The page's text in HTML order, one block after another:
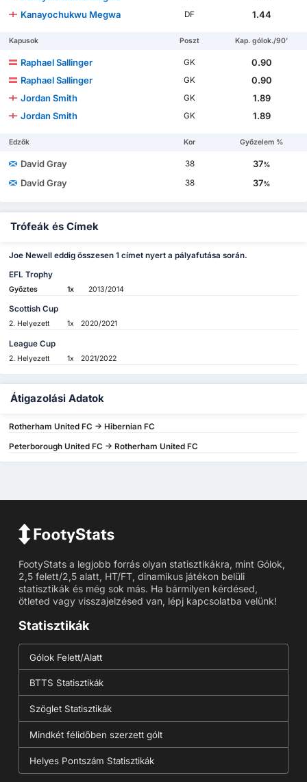
Kanayochukwu Megwa
DF 1.44
Kapusok Poszt Kap. gólok./90'
Raphael Sallinger GK
0.90
Raphael Sallinger
GK
0.90
Jordan Smith
GK
1.89
Jordan Smith
GK 1.89
Edzők Kor Győzelem %
David Gray 38 37%
David Gray 38 37%
Trófeák és Címek
Joe Newell eddig összesen 1 címet nyert a pályafutása során.
EFL Trophy
Győztes 1x 2013/2014
Scottish Cup
2. Helyezett 1x 2020/2021
League Cup
2. Helyezett 1x 2021/2022
Átigazolási Adatok
Rotherham United FC -> Hibernian FC
Peterborough United FC -> Rotherham United FC
FootyStats a legjobb forrás olyan statisztikákra, mint Gólok,
2,5 felett/2,5 alatt, HT/FT, dinamikus játékon belüli
statisztikák és még sok más. Ha bármilyen kérdésed,
ötleted vagy visszajelzésed van, lépj kapcsolatba velünk!
Statisztikák
Gólok Felett/Alatt
BTTS Statisztikák
Szöglet Statisztikák
Mindkét félidőben szerzett gólt
Helyes Pontszám Statisztikák